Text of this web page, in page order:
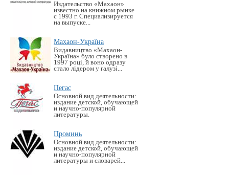
Издательство «Махаон»
известно на книжном рынке
с 1993 г. Специализируется
на выпуске...
Махаон-Україна
Видавництво «Махаон-
Україна» було створено в
1997 році, й воно одразу
стало лідером у галузі...
Пегас
Основной вид деятельности:
издание детской, обучающей
и научно-популярной
литературы.
Проминь
Основной вид деятельности:
издание детской, обучающей
и научно-популярной
литературы и словарей...